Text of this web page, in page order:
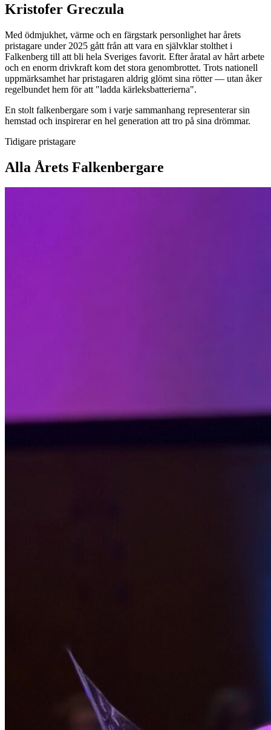
Kristofer Greczula
Med ödmjukhet, värme och en färgstark personlighet har årets
pristagare under 2025 gått från att vara en självklar stolthet i
Falkenberg till att bli hela Sveriges favorit. Efter åratal av hårt arbete
och en enorm drivkraft kom det stora genombrottet. Trots nationell
uppmärksamhet har pristagaren aldrig glömt sina rötter — utan åker
regelbundet hem för att "ladda kärleksbatterierna".
En stolt falkenbergare som i varje sammanhang representerar sin
hemstad och inspirerar en hel generation att tro på sina drömmar.
Tidigare pristagare
Alla Årets Falkenbergare